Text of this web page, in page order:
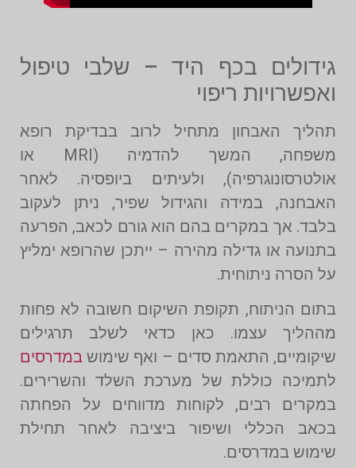
גידולים בכף היד – שלבי טיפול
ואפשרויות ריפוי
תהליך האבחון מתחיל לרוב בבדיקת רופא
משפחה, המשך להדמיה (MRI או
אולטרסונוגרפיה), ולעיתים ביופסיה. לאחר
האבחנה, במידה והגידול שפיר, ניתן לעקוב
בלבד. אך במקרים בהם הוא גורם לכאב, הפרעה
בתנועה או גדילה מהירה – ייתכן שהרופא ימליץ
על הסרה ניתוחית.
בתום הניתוח, תקופת השיקום חשובה לא פחות
מההליך עצמו. כאן כדאי לשלב תרגילים
שיקומיים, התאמת סדים – ואף שימוש במדרסים
לתמיכה כוללת של מערכת השלד והשרירים.
במקרים רבים, לקוחות מדווחים על הפחתה
בכאב הכללי ושיפור ביציבה לאחר תחילת
שימוש במדרסים.